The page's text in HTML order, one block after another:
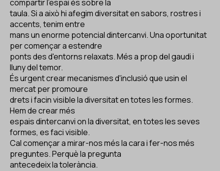
compartir l'espai és sobre la
taula. Si a això hi afegim diversitat en sabors, rostres i
accents, tenim entre
mans un enorme potencial dintercanvi. Una oportunitat
per començar a estendre
ponts des d'entorns relaxats. Més a prop del gaudi i
lluny del temor.
És urgent crear mecanismes d'inclusió que usin el
mercat per promoure
drets i facin visible la diversitat en totes les formes.
Hem de crear més
espais dintercanvi on la diversitat, en totes les seves
formes, es faci visible.
Cal començar a mirar-nos més la cara i fer-nos més
preguntes. Perquè la pregunta
antecedeix la tolerància.